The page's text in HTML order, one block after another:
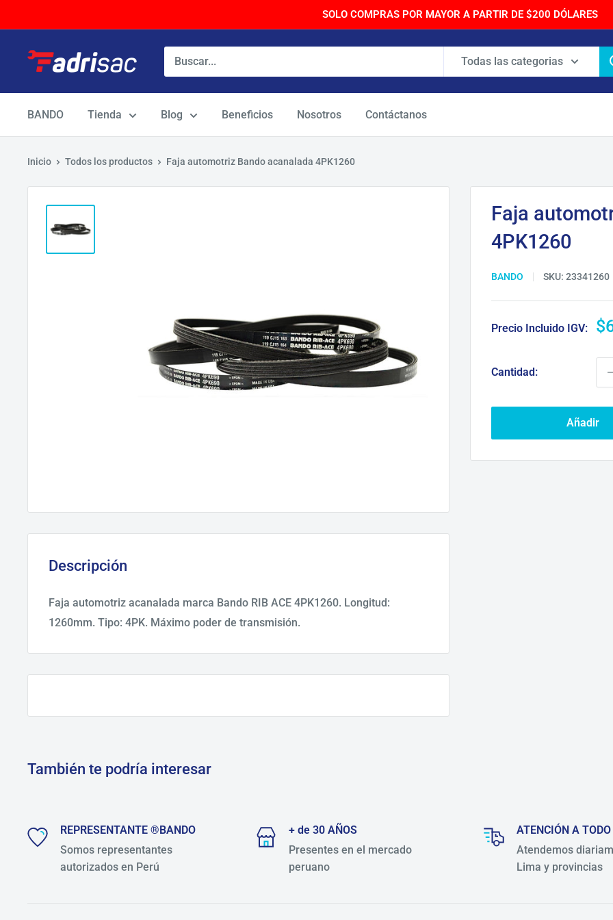
directamente
contenido
SOLO COMPRAS POR MAYOR A PARTIR DE $200 DÓLARES
Todas las categorias
BANDO Tienda Blog Beneficios Nosotros Contáctanos
Inicio Todos los productos Faja automotriz Bando acanalada 4PK1260
Faja
4PK1260
BANDO SKU: 23341260
Precio Incluido IGV:
Cantidad:
Añadir
Descripción
Faja automotriz acanalada marca Bando RIB ACE 4PK1260. Longitud:
1260mm. Tipo: 4PK. Máximo poder de transmisión.
También te podría interesar
REPRESENTANTE ®BANDO
Somos representantes
autorizados en Perú
+ de 30 AÑOS
Presentes en el mercado
peruano
ATENCIÓN A TODO
Atendemos
Lima y provincias